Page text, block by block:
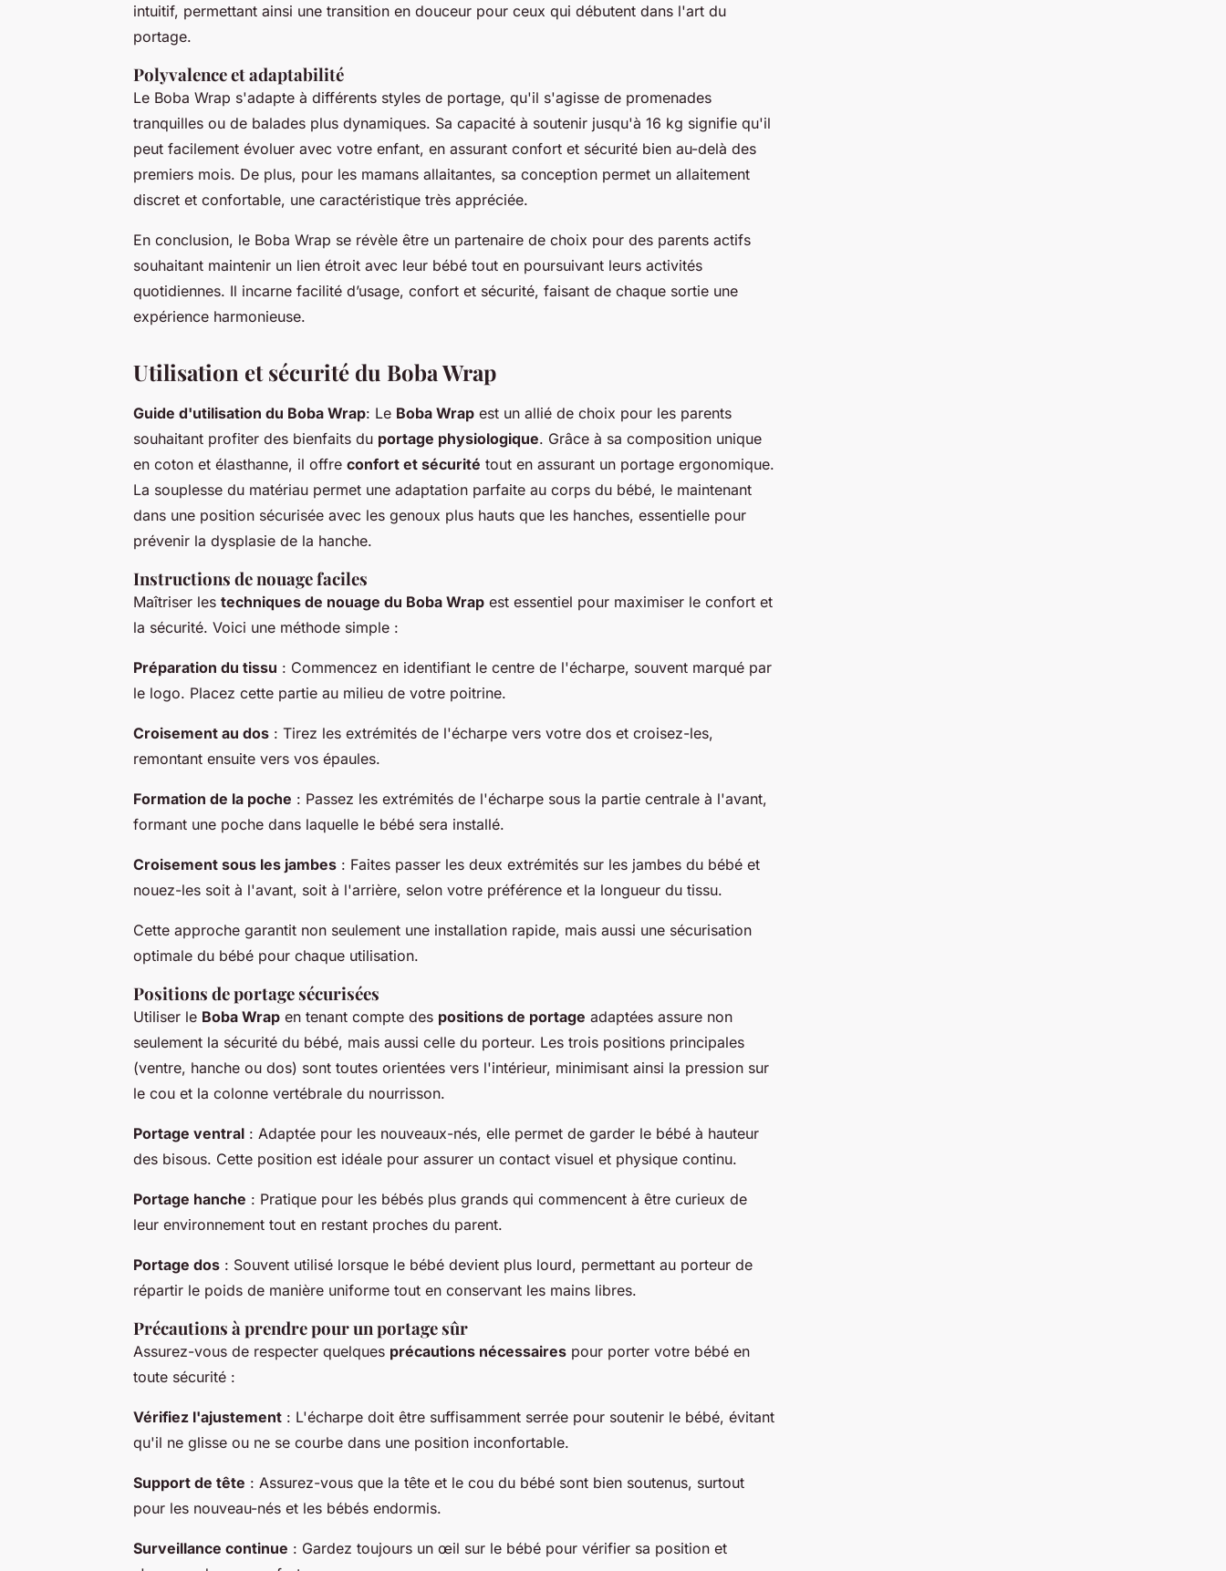
intuitif, permettant ainsi une transition en douceur pour ceux qui débutent dans l'art du
portage.
Polyvalence et adaptabilité
Le Boba Wrap s'adapte à différents styles de portage, qu'il s'agisse de promenades
tranquilles ou de balades plus dynamiques. Sa capacité à soutenir jusqu'à 16 kg signifie qu'il
peut facilement évoluer avec votre enfant, en assurant confort et sécurité bien au-delà des
premiers mois. De plus, pour les mamans allaitantes, sa conception permet un allaitement
discret et confortable, une caractéristique très appréciée.
En conclusion, le Boba Wrap se révèle être un partenaire de choix pour des parents actifs
souhaitant maintenir un lien étroit avec leur bébé tout en poursuivant leurs activités
quotidiennes. Il incarne facilité d’usage, confort et sécurité, faisant de chaque sortie une
expérience harmonieuse.
Utilisation et sécurité du Boba Wrap
Guide d'utilisation du Boba Wrap: Le Boba Wrap est un allié de choix pour les parents
souhaitant profiter des bienfaits du portage physiologique. Grâce à sa composition unique
en coton et élasthanne, il offre confort et sécurité tout en assurant un portage ergonomique.
La souplesse du matériau permet une adaptation parfaite au corps du bébé, le maintenant
dans une position sécurisée avec les genoux plus hauts que les hanches, essentielle pour
prévenir la dysplasie de la hanche.
Instructions de nouage faciles
Maîtriser les techniques de nouage du Boba Wrap est essentiel pour maximiser le confort et
la sécurité. Voici une méthode simple :
Préparation du tissu : Commencez en identifiant le centre de l'écharpe, souvent marqué par
le logo. Placez cette partie au milieu de votre poitrine.
Croisement au dos : Tirez les extrémités de l'écharpe vers votre dos et croisez-les,
remontant ensuite vers vos épaules.
Formation de la poche : Passez les extrémités de l'écharpe sous la partie centrale à l'avant,
formant une poche dans laquelle le bébé sera installé.
Croisement sous les jambes : Faites passer les deux extrémités sur les jambes du bébé et
nouez-les soit à l'avant, soit à l'arrière, selon votre préférence et la longueur du tissu.
Cette approche garantit non seulement une installation rapide, mais aussi une sécurisation
optimale du bébé pour chaque utilisation.
Positions de portage sécurisées
Utiliser le Boba Wrap en tenant compte des positions de portage adaptées assure non
seulement la sécurité du bébé, mais aussi celle du porteur. Les trois positions principales
(ventre, hanche ou dos) sont toutes orientées vers l'intérieur, minimisant ainsi la pression sur
le cou et la colonne vertébrale du nourrisson.
Portage ventral : Adaptée pour les nouveaux-nés, elle permet de garder le bébé à hauteur
des bisous. Cette position est idéale pour assurer un contact visuel et physique continu.
Portage hanche : Pratique pour les bébés plus grands qui commencent à être curieux de
leur environnement tout en restant proches du parent.
Portage dos : Souvent utilisé lorsque le bébé devient plus lourd, permettant au porteur de
répartir le poids de manière uniforme tout en conservant les mains libres.
Précautions à prendre pour un portage sûr
Assurez-vous de respecter quelques précautions nécessaires pour porter votre bébé en
toute sécurité :
Vérifiez l'ajustement : L'écharpe doit être suffisamment serrée pour soutenir le bébé, évitant
qu'il ne glisse ou ne se courbe dans une position inconfortable.
Support de tête : Assurez-vous que la tête et le cou du bébé sont bien soutenus, surtout
pour les nouveau-nés et les bébés endormis.
Surveillance continue : Gardez toujours un œil sur le bébé pour vérifier sa position et